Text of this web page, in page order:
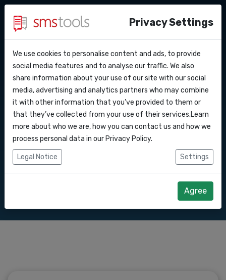
API Docs
Webhooks
Integrationen
Zapier
Warum smstools?
Blog
Service level agreement
Kontakt
Angebot anfordern
SMS Gateway API nach
Senden Sie SMS-Nachrichten über unsere
SMS Gateway API.
Direkt loslegen Angebot anfordern
Privacy Settings
We use cookies to personalise content and ads, to provide
social media features and to analyse our traffic. We also
share information about your use of our site with our social
media, advertising and analytics partners who may combine
it with other information that you’ve provided to them or
that they’ve collected from your use of their services.Learn
more about who we are, how you can contact us and how we
process personal data in our Privacy Policy.
Legal Notice Settings
Agree